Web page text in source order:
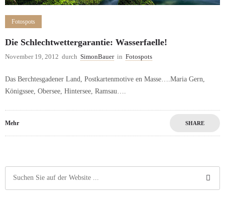
Fotospots
Die Schlechtwettergarantie: Wasserfaelle!
November 19, 2012 durch SimonBauer in Fotospots
Das Berchtesgadener Land, Postkartenmotive en Masse….Maria Gern,
Königssee, Obersee, Hintersee, Ramsau….
Mehr SHARE